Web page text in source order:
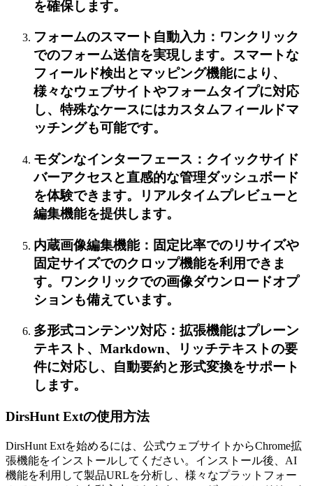
を確保します。
フォームのスマート自動入力：ワンクリック
でのフォーム送信を実現します。スマートな
フィールド検出とマッピング機能により、
様々なウェブサイトやフォームタイプに対応
し、特殊なケースにはカスタムフィールドマ
ッチングも可能です。
モダンなインターフェース：クイックサイド
バーアクセスと直感的な管理ダッシュボード
を体験できます。リアルタイムプレビューと
編集機能を提供します。
内蔵画像編集機能：固定比率でのリサイズや
固定サイズでのクロップ機能を利用できま
す。ワンクリックでの画像ダウンロードオプ
ションも備えています。
多形式コンテンツ対応：拡張機能はプレーン
テキスト、Markdown、リッチテキストの要
件に対応し、自動要約と形式変換をサポート
します。
DirsHunt Extの使用方法
DirsHunt Extを始めるには、公式ウェブサイトからChrome拡
張機能をインストールしてください。インストール後、AI
機能を利用して製品URLを分析し、様々なプラットフォー